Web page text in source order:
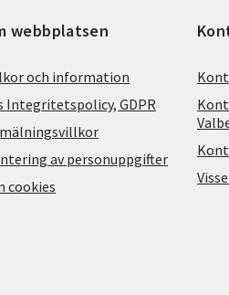
webbplatsen
och information
Integritetspolicy, GDPR
av personuppgifter
cookies